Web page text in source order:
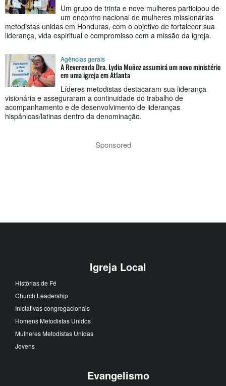
Um grupo de trinta e nove mulheres participou de
um encontro nacional de mulheres missionárias
metodistas unidas em Honduras, com o objetivo de fortalecer sua
liderança, vida espiritual e compromisso com a missão da igreja.
Agências gerais
A Reverenda Dra. Lydia Muñoz assumirá um novo ministério
em uma igreja em Atlanta
Líderes metodistas destacaram sua liderança
visionária e asseguraram a continuidade do trabalho de
acompanhamento e de desenvolvimento de lideranças
hispânicas/latinas dentro da denominação.
Sponsored
Igreja Local
Histórias de Fé
Church Leadership
Iniciativas congregacionais
Homens Metodistas Unidos
Mulheres Metodistas Unidas
Jovens
Evangelismo